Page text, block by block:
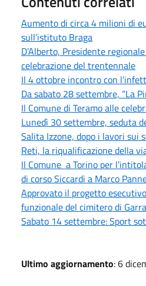
Aumento di circa 4 milioni di
sull’istituto Braga
D’Alberto, Presidente
celebrazione del trentennale
Il 4 ottobre incontro con
Da sabato 28 settembre, “La
Il Comune di Teramo alle
Lunedì 30 settembre, seduta
Salita Izzone, dopo i lavori sui
Reti, la riqualificazione della
Il Comune a Torino per
di corso Siccardi a Marco
Approvato il progetto
funzionale del cimitero di
Sabato 14 settembre: Sport
Ultimo aggiornamento: 6